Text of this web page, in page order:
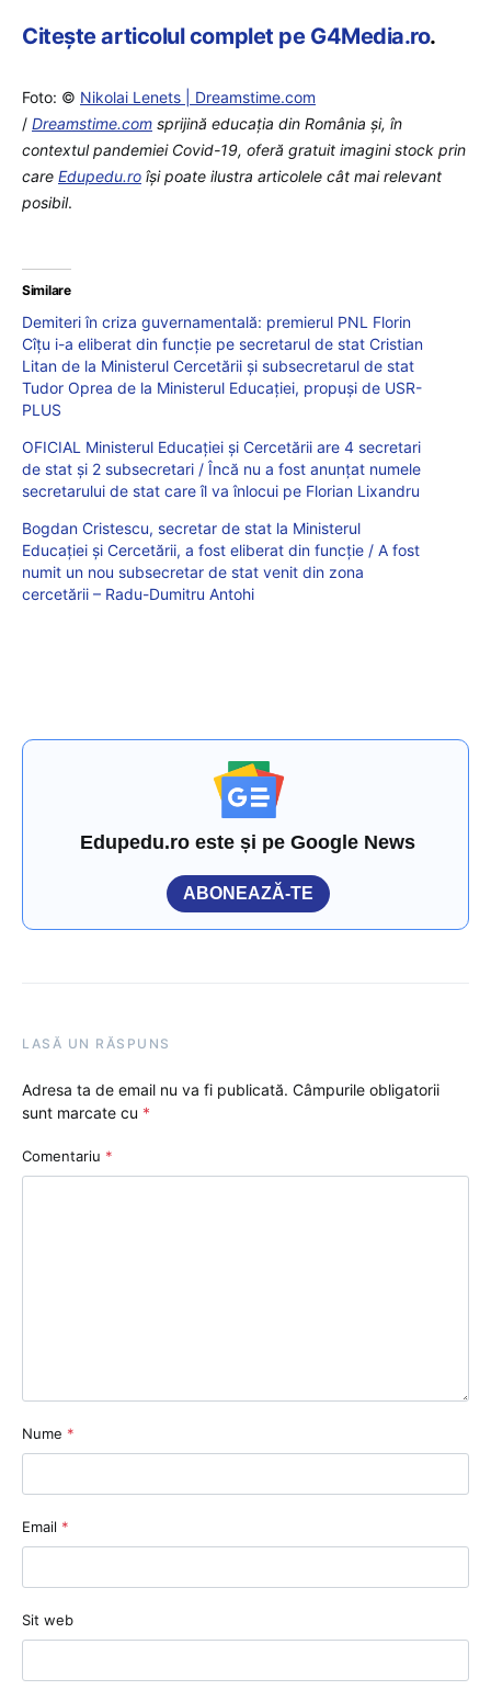
Citește articolul complet pe G4Media.ro.
Foto: © Nikolai Lenets | Dreamstime.com
/ Dreamstime.com sprijină educaţia din România şi, în
contextul pandemiei Covid-19, oferă gratuit imagini stock prin
care Edupedu.ro îşi poate ilustra articolele cât mai relevant
posibil.
Similare
Demiteri în criza guvernamentală: premierul PNL Florin
Cîțu i-a eliberat din funcție pe secretarul de stat Cristian
Litan de la Ministerul Cercetării și subsecretarul de stat
Tudor Oprea de la Ministerul Educației, propuși de USR-
PLUS
OFICIAL Ministerul Educației și Cercetării are 4 secretari
de stat și 2 subsecretari / Încă nu a fost anunțat numele
secretarului de stat care îl va înlocui pe Florian Lixandru
Bogdan Cristescu, secretar de stat la Ministerul
Educației și Cercetării, a fost eliberat din funcție / A fost
numit un nou subsecretar de stat venit din zona
cercetării – Radu-Dumitru Antohi
Edupedu.ro este și pe Google News
ABONEAZĂ-TE
LASĂ UN RĂSPUNS
Adresa ta de email nu va fi publicată. Câmpurile obligatorii
sunt marcate cu *
Comentariu *
Nume *
Email *
Sit web